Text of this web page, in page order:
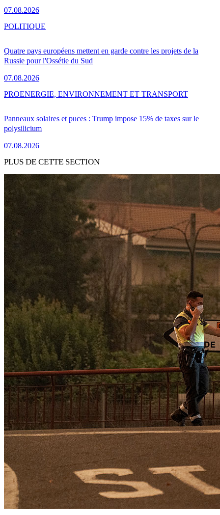
07.08.2026
Quatre pays européens mettent en garde contre les projets de la
Russie pour l'Ossétie du Sud
07.08.2026
POLITIQUE
Panneaux solaires et puces : Trump impose 15% de taxes sur le
polysilicium
07.08.2026
PROENERGIE, ENVIRONNEMENT ET TRANSPORT
PLUS DE CETTE SECTION